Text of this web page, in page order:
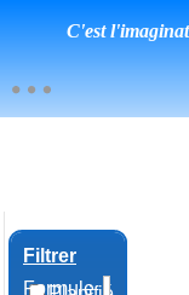
C'est
Filtrer
Formule